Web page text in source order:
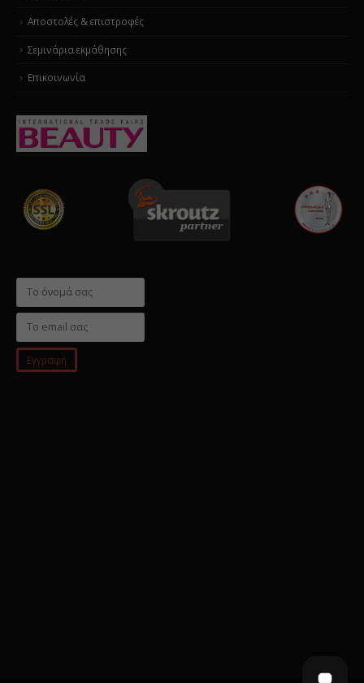
Αποστολές & επιστροφές
Σεμινάρια εκμάθησης
Επικοινωνία